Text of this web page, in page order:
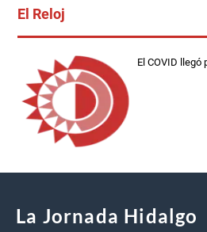
El Reloj
El COVID llegó
La Jornada Hidalgo